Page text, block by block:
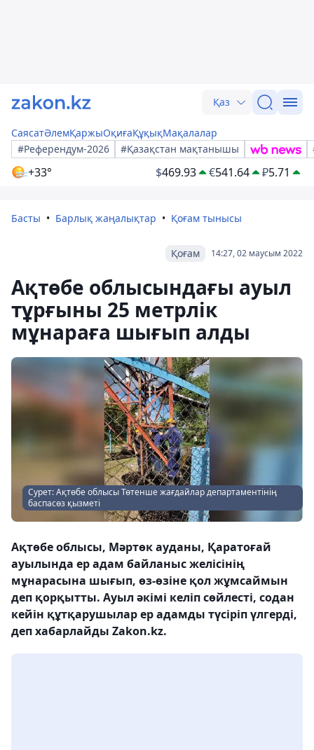
Қаз
СаясатӘлемҚаржыОқиғаҚұқықМақалалар
#Референдум-2026
#Қазақстан мақтанышы
+33° $469.93 €541.64 ₽5.71
Басты Барлық жаңалықтар Қоғам тынысы
14:27, 02 маусым 2022
Қоғам
Ақтөбе облысындағы ауыл
тұрғыны 25 метрлік
мұнараға шығып алды
Сурет: Ақтөбе облысы Төтенше жағдайлар департаментінің
баспасөз қызметі
Ақтөбе облысы, Мәртөк ауданы, Қаратоғай
ауылында ер адам байланыс желісінің
мұнарасына шығып, өз-өзіне қол жұмсаймын
деп қорқытты. Ауыл әкімі келіп сөйлесті, содан
кейін құтқарушылар ер адамды түсіріп үлгерді,
деп хабарлайды Zakon.kz.